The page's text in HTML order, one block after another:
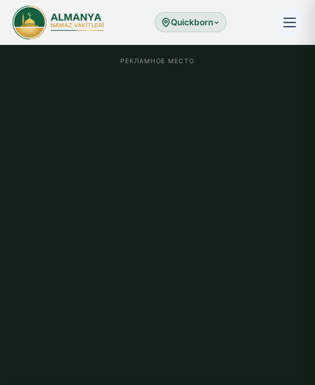
Quickborn
РЕКЛАМНОЕ МЕСТО